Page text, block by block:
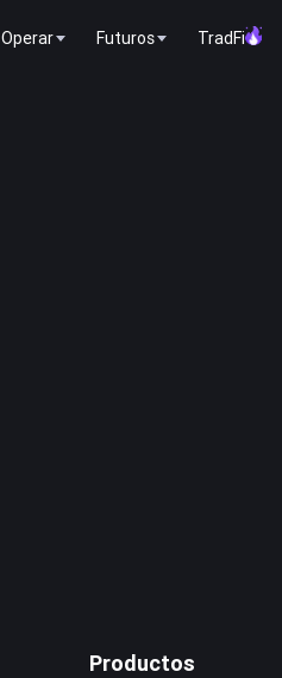
Operar Futuros TradFi
Productos